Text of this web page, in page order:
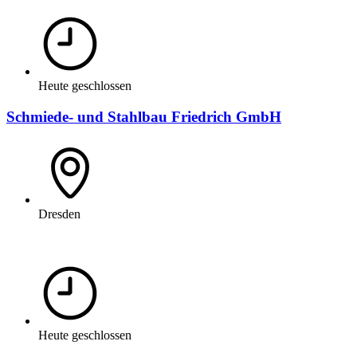
Heute geschlossen
Schmiede- und Stahlbau Friedrich GmbH
Dresden
Heute geschlossen